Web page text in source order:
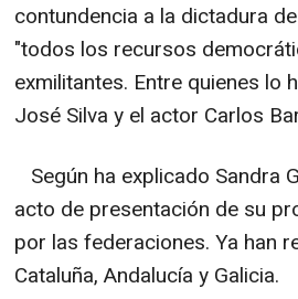
contundencia a la dictadura
"todos los recursos
exmilitantes. Entre quienes lo
José Silva y el actor Carlos
Según ha explicado Sandra
acto de presentación de su
por las federaciones. Ya han
Cataluña, Andalucía y Galicia.